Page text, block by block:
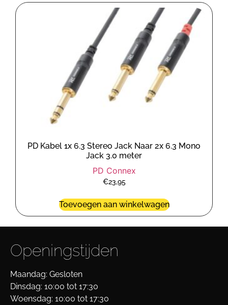
PD Kabel 1x 6.3 Stereo Jack Naar 2x 6.3 Mono
Jack 3.0 meter
PD Connex
€23,95
Toevoegen aan winkelwagen
Openingstijden
Maandag: Gesloten
Dinsdag: 10:00 tot 17:30
Woensdag: 10:00 tot 17:30